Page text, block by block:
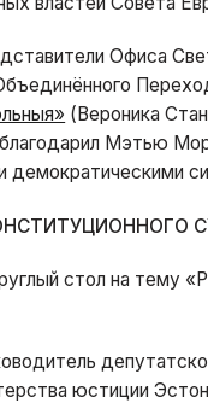
Офиса
(Вероника
Мэтью
демократическими
стол на тему
юстиции